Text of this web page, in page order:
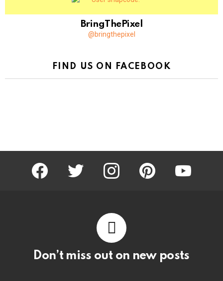
BringThePixel
@bringthepixel
FIND US ON FACEBOOK
facebook twitter instagram pinterest youtube
Don’t miss out on new posts